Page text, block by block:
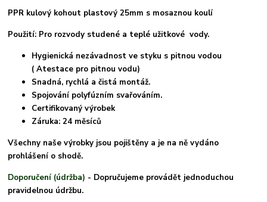
PPR kulový kohout plastový 25mm s mosaznou koulí
Použití: Pro rozvody studené a teplé užitkové vody.
Hygienická nezávadnost ve styku s pitnou vodou
( Atestace pro pitnou vodu)
Snadná, rychlá a čistá montáž.
Spojování polyfúzním svařováním.
Certifikovaný výrobek
Záruka: 24 měsíců
Všechny naše výrobky jsou pojištěny a je na ně vydáno
prohlášení o shodě.
Doporučení (údržba) - Dopručujeme provádět jednoduchou
pravidelnou údržbu.